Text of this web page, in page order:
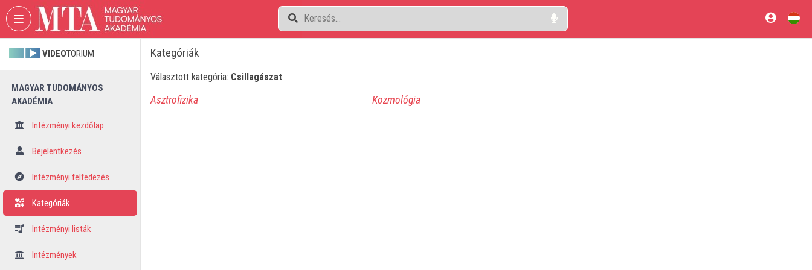
Fejléc kihagyása Menü kihagyása Tartalom kihagyása
VIDEOTORIUM
MAGYAR TUDOMÁNYOS
AKADÉMIA
Intézményi kezdőlap
Bejelentkezés
Intézményi felfedezés
Kategóriák
Intézményi listák
Intézmények
Kategóriák
Választott kategória: Csillagászat
Asztrofizika Kozmológia